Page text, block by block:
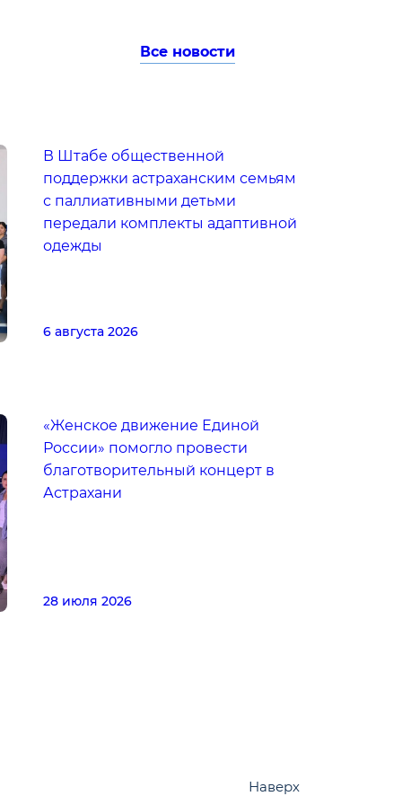
Все новости
В Штабе общественной
поддержки астраханским семьям
с паллиативными детьми
передали комплекты адаптивной
одежды
6 августа 2026
«Женское движение Единой
России» помогло провести
благотворительный концерт в
Астрахани
28 июля 2026
Наверх